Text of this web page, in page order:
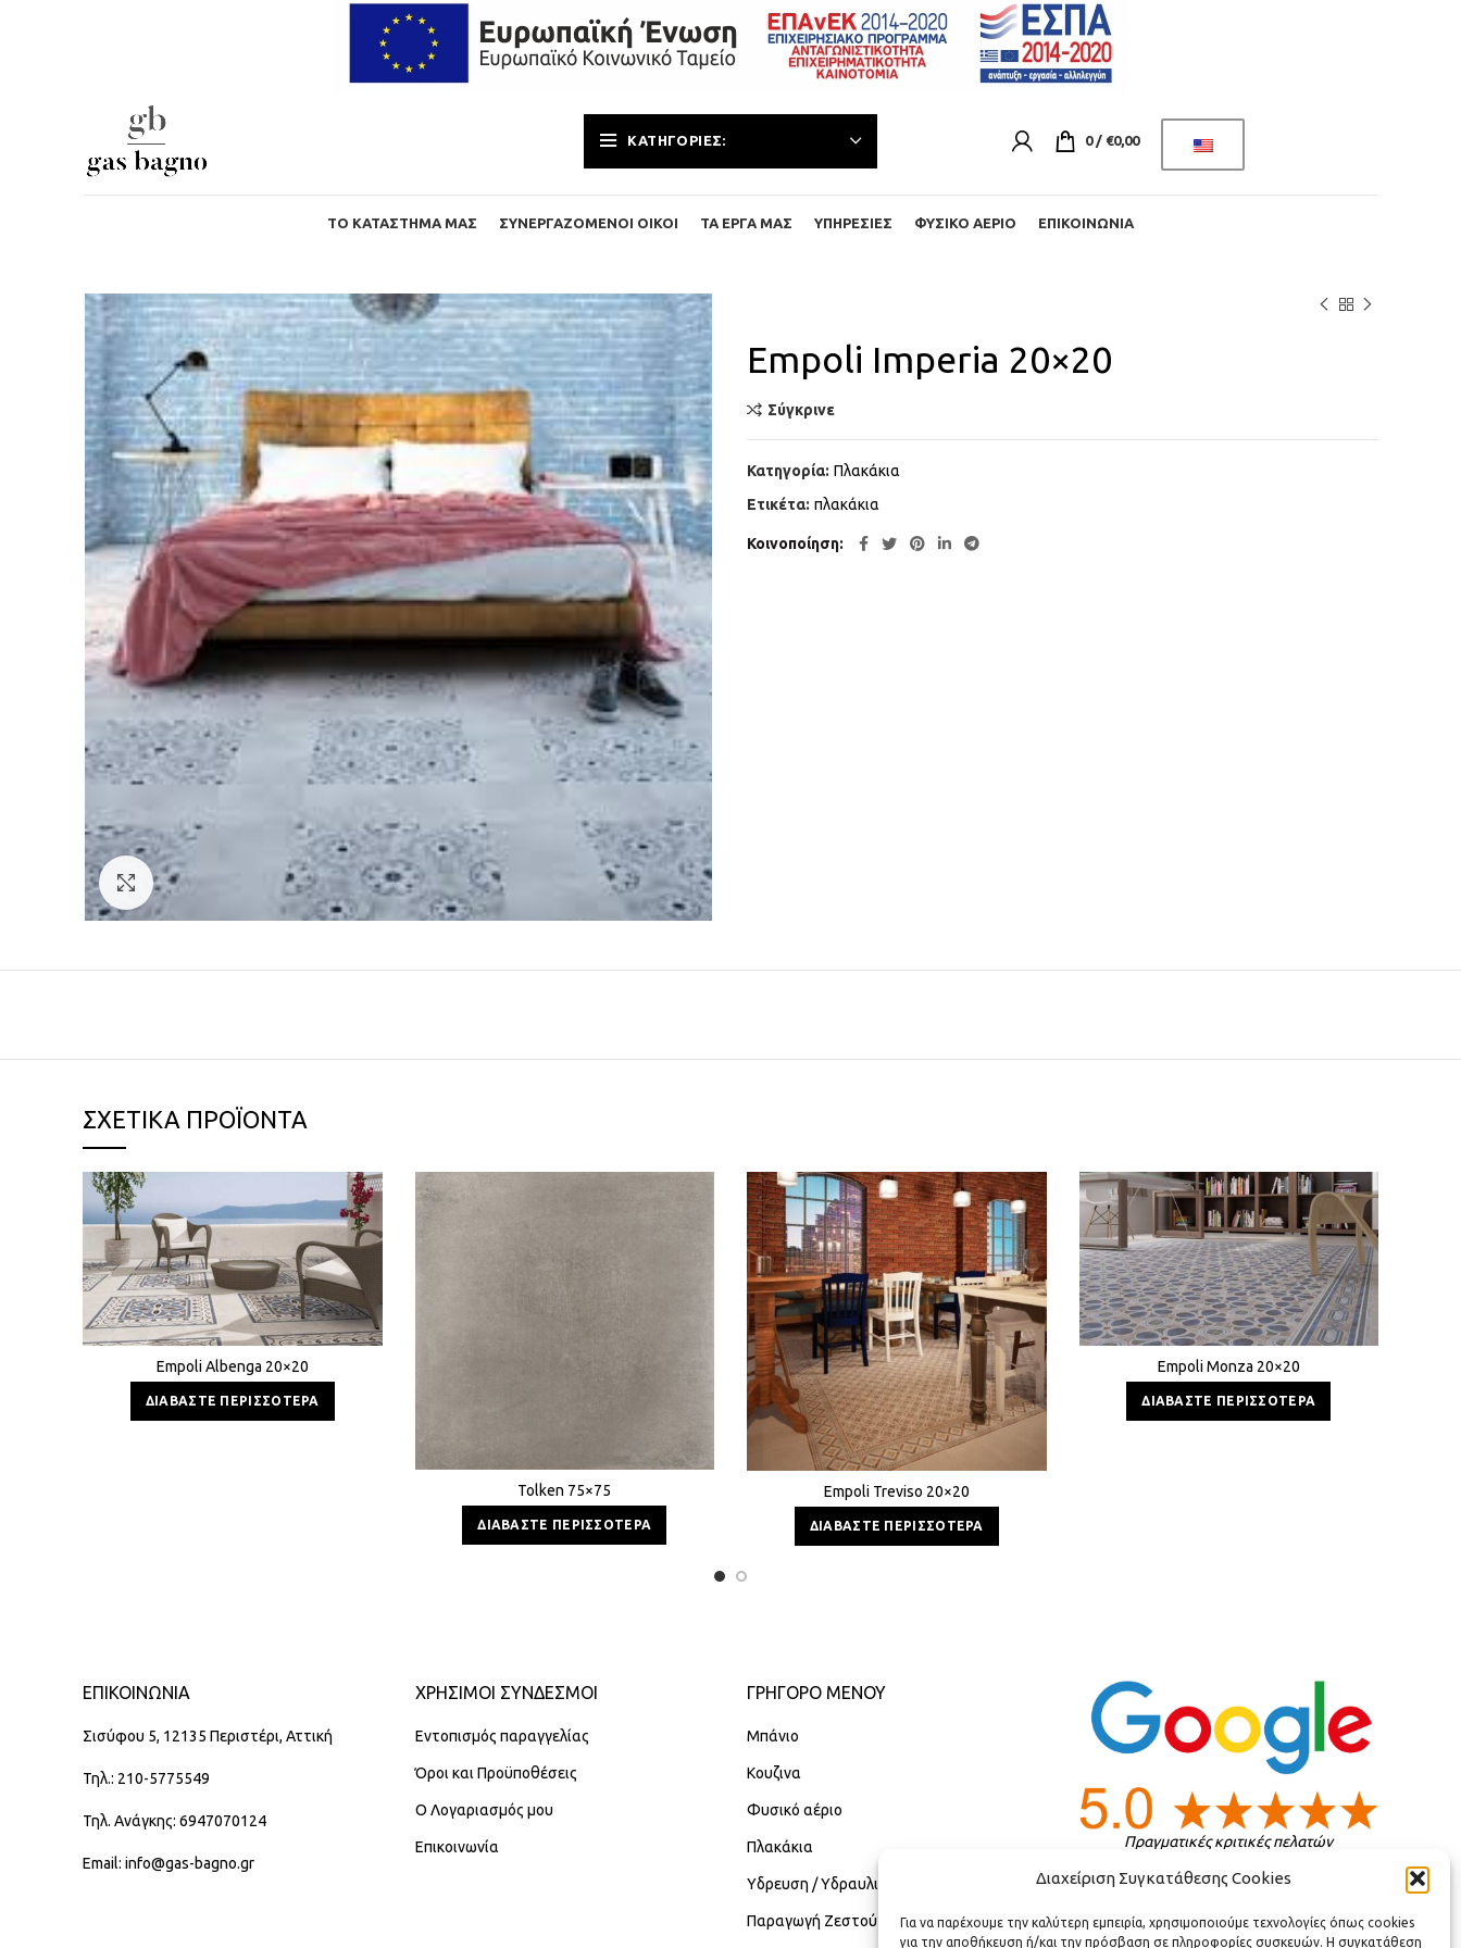
Διαχείριση Συγκατάθεσης Cookies
Για να παρέχουμε την καλύτερη εμπειρία, χρησιμοποιούμε τεχνολογίες όπως cookies
για την αποθήκευση ή/και την πρόσβαση σε πληροφορίες συσκευών. Η συγκατάθεση
ΚΑΤΗΓΟΡΊΕΣ: 0 / €0,00
ΤΟ ΚΑΤΆΣΤΗΜΑ ΜΑΣ ΣΥΝΕΡΓΑΖΌΜΕΝΟΙ ΟΊΚΟΙ ΤΑ ΈΡΓΑ ΜΑΣ ΥΠΗΡΕΣΊΕΣ ΦΥΣΙΚΌ ΑΈΡΙΟ ΕΠΙΚΟΙΝΩΝΊΑ
Κάντε κλικ για μεγέθυνση
Empoli Imperia 20×20
Σύγκρινε
Κατηγορία: Πλακάκια
Ετικέτα: πλακάκια
Κοινοποίηση
ΣΧΕΤΙΚΆ ΠΡΟΪΌΝΤΑ
Empoli Albenga 20×20
ΔΙΑΒΆΣΤΕ ΠΕΡΙΣΣΌΤΕΡΑ
Tolken 75×75
ΔΙΑΒΆΣΤΕ ΠΕΡΙΣΣΌΤΕΡΑ
Empoli Treviso 20×20
ΔΙΑΒΆΣΤΕ ΠΕΡΙΣΣΌΤΕΡΑ
Empoli Monza 20×20
ΔΙΑΒΆΣΤΕ ΠΕΡΙΣΣΌΤΕΡΑ
ΕΠΙΚΟΙΝΩΝΊΑ
Σισύφου 5, 12135 Περιστέρι, Αττική
Τηλ.: 210-5775549
Τηλ. Ανάγκης: 6947070124
Email: info@gas-bagno.gr
ΧΡΗΣΙΜΟΙ ΣΥΝΔΕΣΜΟΙ
Εντοπισμός παραγγελίας
Όροι και Προϋποθέσεις
Ο Λογαριασμός μου
Επικοινωνία
ΓΡΉΓΟΡΟ ΜΕΝΟΎ
Μπάνιο
Κουζινα
Φυσικό αέριο
Πλακάκια
Υδρευση / Υδραυλικά
Παραγωγή Ζεστού Νερού Χρήσης
Πραγματικές κριτικές πελατών